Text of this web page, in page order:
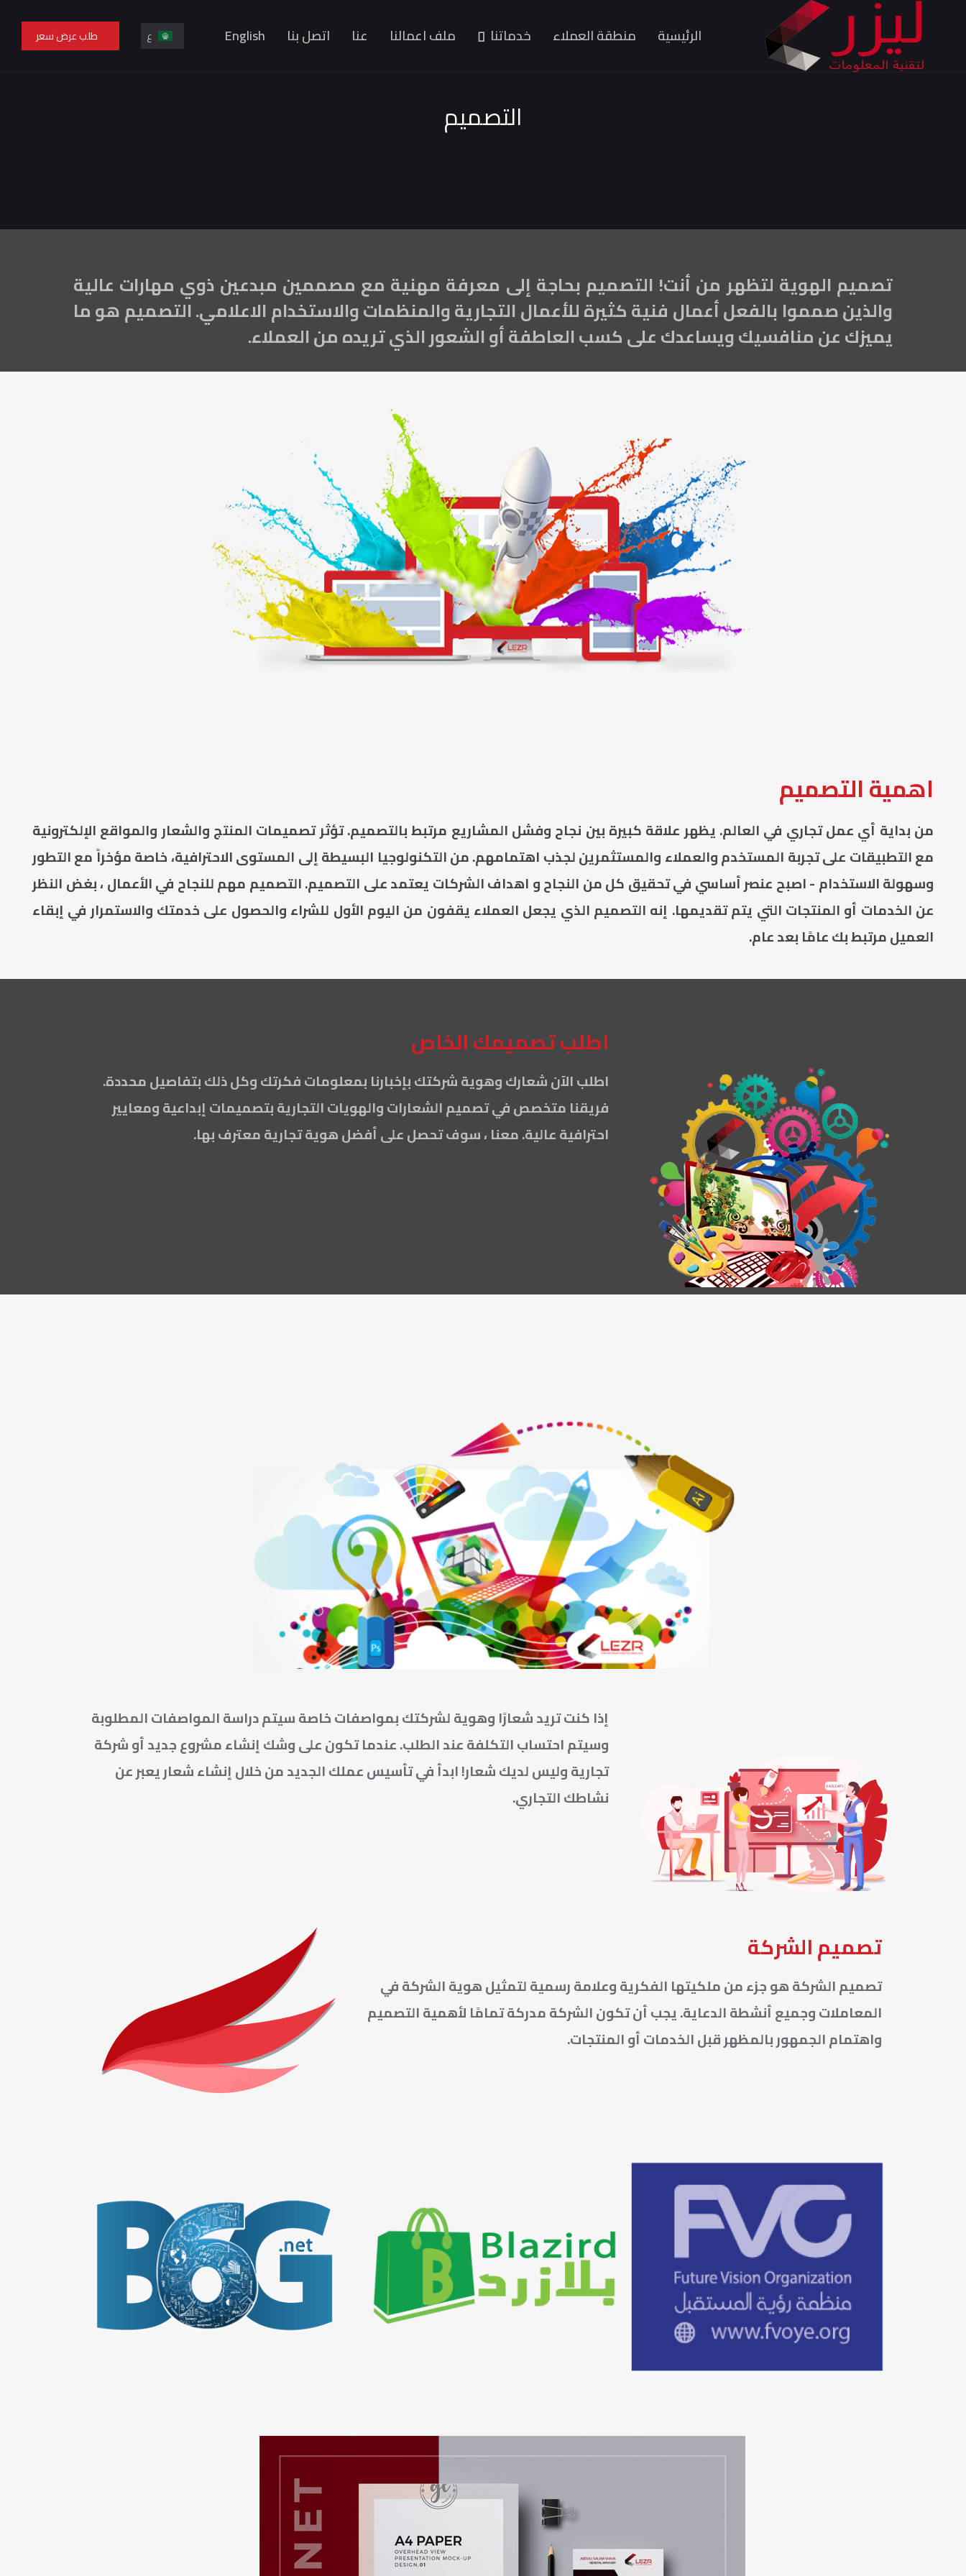
الرئيسية منطقة العملاء خدماتنا ملف اعمالنا عنا اتصل بنا English ع
En
طلب عرض سعر
التصميم
تصميم الهوية لتظهر من أنت! التصميم بحاجة إلى معرفة مهنية مع مصممين مبدعين ذوي مهارات عالية
والذين صمموا بالفعل أعمال فنية كثيرة للأعمال التجارية والمنظمات والاستخدام الاعلامي. التصميم هو ما
يميزك عن منافسيك ويساعدك على كسب العاطفة أو الشعور الذي تريده من العملاء.
اهمية التصميم
من بداية أي عمل تجاري في العالم. يظهر علاقة كبيرة بين نجاح وفشل المشاريع مرتبط بالتصميم. تؤثر تصميمات المنتج والشعار والمواقع الإلكترونية
مع التطبيقات على تجربة المستخدم والعملاء والمستثمرين لجذب اهتمامهم. من التكنولوجيا البسيطة إلى المستوى الاحترافية، خاصة مؤخراً مع التطور
وسهولة الاستخدام - اصبح عنصر أساسي في تحقيق كل من النجاح و اهداف الشركات يعتمد على التصميم. التصميم مهم للنجاح في الأعمال ، بغض النظر
عن الخدمات أو المنتجات التي يتم تقديمها. إنه التصميم الذي يجعل العملاء يقفون من اليوم الأول للشراء والحصول على خدمتك والاستمرار في إبقاء
العميل مرتبط بك عامًا بعد عام.
اطلب تصميمك الخاص
اطلب الآن شعارك وهوية شركتك بإخبارنا بمعلومات فكرتك وكل ذلك بتفاصيل محددة.
فريقنا متخصص في تصميم الشعارات والهويات التجارية بتصميمات إبداعية ومعايير
احترافية عالية. معنا ، سوف تحصل على أفضل هوية تجارية معترف بها.
إذا كنت تريد شعارًا وهوية لشركتك بمواصفات خاصة سيتم دراسة المواصفات المطلوبة
وسيتم احتساب التكلفة عند الطلب. عندما تكون على وشك إنشاء مشروع جديد أو شركة
تجارية وليس لديك شعار! ابدأ في تأسيس عملك الجديد من خلال إنشاء شعار يعبر عن
نشاطك التجاري.
تصميم الشركة
تصميم الشركة هو جزء من ملكيتها الفكرية وعلامة رسمية لتمثيل هوية الشركة في
المعاملات وجميع أنشطة الدعاية. يجب أن تكون الشركة مدركة تمامًا لأهمية التصميم
واهتمام الجمهور بالمظهر قبل الخدمات أو المنتجات.